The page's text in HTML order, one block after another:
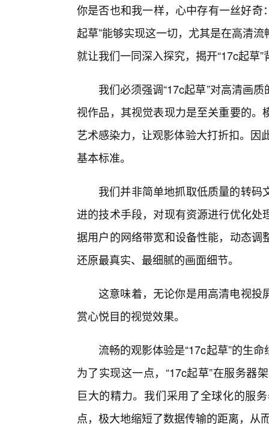
你是否也和我一样，心中存有一丝好奇
起草”能够实现这一切，尤其是在高清
就让我们一同深入探究，揭开“17c起草
我们必须强调“17c起草”对高清画
视作品，其视觉表现力是至关重要的
艺术感染力，让观影体验大打折扣。因
基本标准。
我们并非简单地抓取低质量的转
进的技术手段，对现有资源进行优化
据用户的网络带宽和设备性能，动态
还原最真实、最细腻的画面细节。
这意味着，无论你是用高清电视投
赏心悦目的视觉效果。
流畅的观影体验是“17c起草”的生
为了实现这一点，“17c起草”在服务器
巨大的精力。我们采用了全球化的服
点，极大地缩短了数据传输的距离，从